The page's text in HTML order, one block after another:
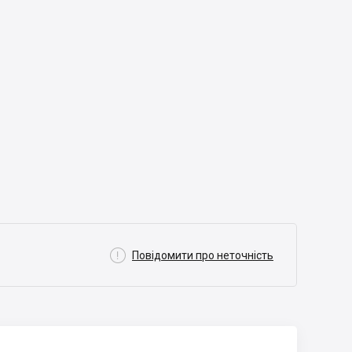
 Повідомити про неточність